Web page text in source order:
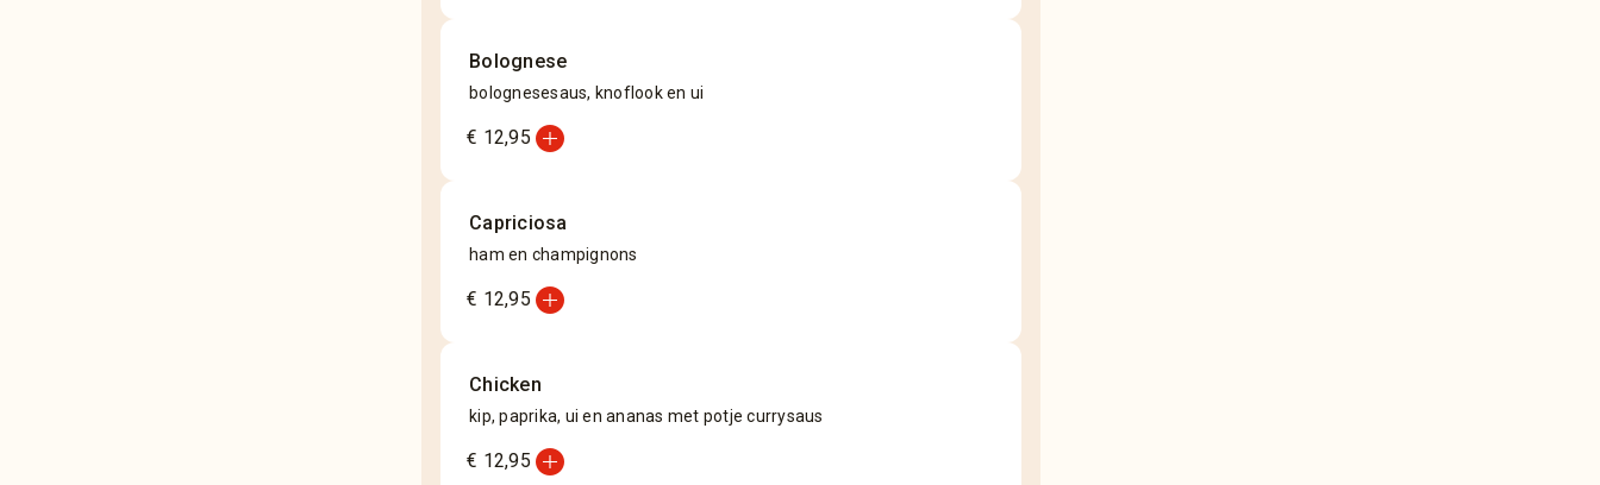
Bolognese
bolognesesaus, knoflook en ui
€ 12,95 add_circle
Capriciosa
ham en champignons
€ 12,95 add_circle
Chicken
kip, paprika, ui en ananas met potje currysaus
€ 12,95 add_circle